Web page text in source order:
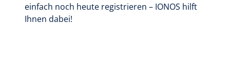
einfach noch heute registrieren – IONOS hilft
Ihnen dabei!